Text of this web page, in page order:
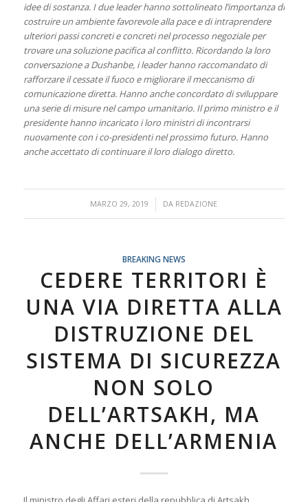
idee di sostanza. I due leader hanno sottolineato l’importanza di
costruire un ambiente favorevole alla pace e di intraprendere
ulteriori passi concreti e concreti nel processo negoziale per
trovare una soluzione pacifica al conflitto. Ricordando la loro
conversazione a Dushanbe, i leader hanno raccomandato di
rafforzare il cessate il fuoco e migliorare il meccanismo di
comunicazione diretta. Hanno anche concordato di sviluppare
una serie di misure nel campo umanitario. Il primo ministro e il
presidente hanno incaricato i loro ministri di incontrarsi
nuovamente con i co-presidenti nel prossimo futuro. Hanno
anche accettato di continuare il loro dialogo diretto.
MARZO 29, 2019
/ DA REDAZIONE
BREAKING NEWS
CEDERE TERRITORI È
UNA VIA DIRETTA ALLA
DISTRUZIONE DEL
SISTEMA DI SICUREZZA
NON SOLO
DELL’ARTSAKH, MA
ANCHE DELL’ARMENIA